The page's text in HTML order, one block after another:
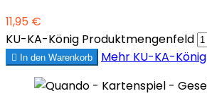
11,95 €
KU-KA-König Produktmengenfeld
 In den Warenkorb Mehr KU-KA-König